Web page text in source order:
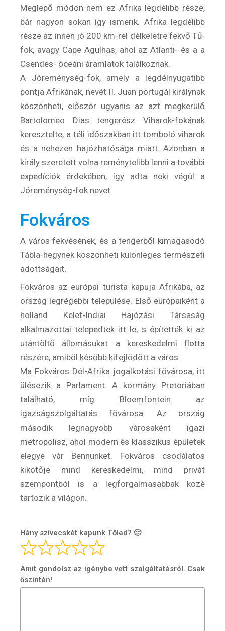
Hírlevél
Email Cím *
Válaszd ki az ajándékod amit
Világkörüli
ízutazás
Költözünk!
Meglepő módon nem ez Afrika legdélibb része,
bár nagyon sokan így ismerik. Afrika legdélibb
része az innen jó 200 km-rel délkeletre fekvő Tű-
fok, avagy Cape Agulhas, ahol az Atlanti- és a a
Csendes- óceáni áramlatok találkoznak.
A Jóreménység-fok, amely a legdélnyugatibb
pontja Afrikának, nevét II. Juan portugál királynak
köszönheti, először ugyanis az azt megkerülő
Bartolomeo Dias tengerész Viharok-fokának
keresztelte, a téli időszakban itt tomboló viharok
és a nehezen hajózhatósága miatt. Azonban a
király szeretett volna reménytelibb lenni a további
expedíciók érdekében, így adta neki végül a
Jóreménység-fok nevet.
Fokváros
A város fekvésének, és a tengerből kimagasodó
Tábla-hegynek köszönheti különleges természeti
adottságait.
Fokváros az európai turista kapuja Afrikába, az
ország legrégebbi települése. Első európaiként a
holland Kelet-Indiai Hajózási Társaság
alkalmazottai telepedtek itt le, s építették ki az
utántöltő állomásukat a kereskedelmi flotta
részére, amiből később kifejlődött a város.
Ma Fokváros Dél-Afrika jogalkotási fővárosa, itt
ülésezik a Parlament. A kormány Pretoriában
található, míg Bloemfontein az
igazságszolgáltatás fővárosa. Az ország
második legnagyobb városaként igazi
metropolisz, ahol modern és klasszikus épületek
elegye vár Bennünket. Fokváros csodálatos
kikötője mind kereskedelmi, mind privát
szempontból is a legforgalmasabbak közé
tartozik a világon.
Hány szívecskét kapunk Tőled? 🙂
Amit gondolsz az igénybe vett szolgáltatásról. Csak
őszintén!